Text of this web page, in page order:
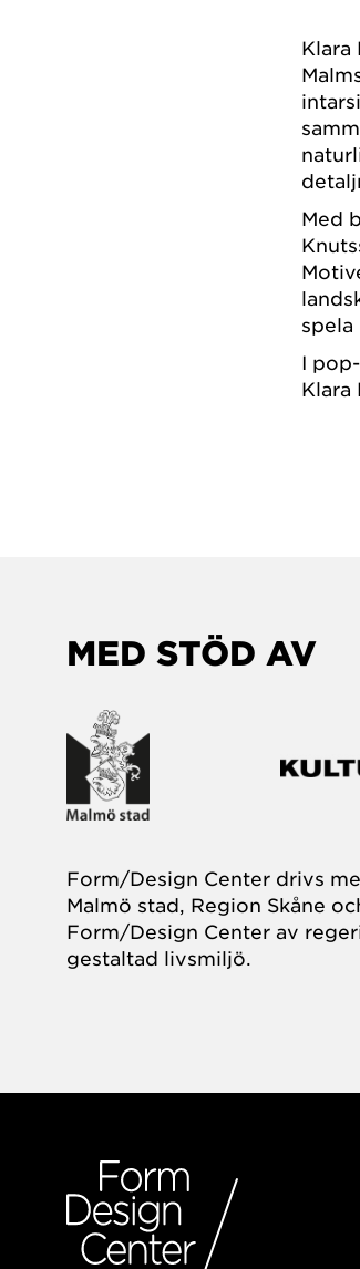
Klara
Med
spela
I
Klara
MED STÖD AV
Form/Design Center drivs
Malmö stad, Region Skåne
Form/Design Center av
gestaltad livsmiljö.